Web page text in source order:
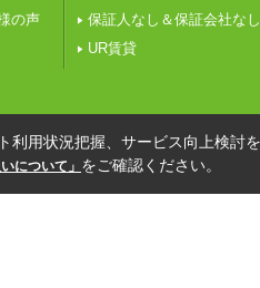
の声
保証人なし＆保証会社なし
UR賃貸
利用状況把握、サービス向上検討
について」 をご確認ください。